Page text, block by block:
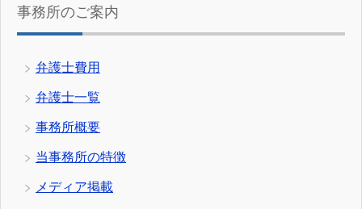
事務所のご案内
弁護士費用
弁護士一覧
事務所概要
当事務所の特徴
メディア掲載